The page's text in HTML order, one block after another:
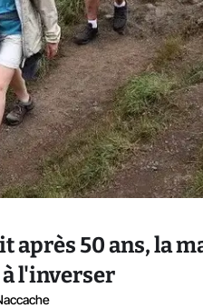
50 ans, la
l'inverser